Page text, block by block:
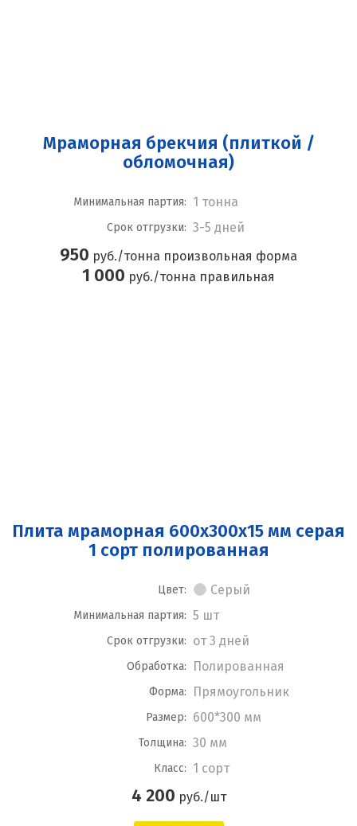
Мраморная брекчия (плиткой /
обломочная)
Минимальная партия: 1 тонна
Срок отгрузки: 3-5 дней
950 руб./тонна произвольная форма
1 000 руб./тонна правильная
Плита мраморная 600x300x15 мм серая
1 сорт полированная
Цвет: Серый
Минимальная партия: 5 шт
Срок отгрузки: от 3 дней
Обработка: Полированная
Форма: Прямоугольник
Размер: 600*300 мм
Толщина: 30 мм
Класс: 1 сорт
4 200 руб./шт